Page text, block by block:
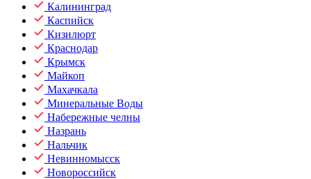
Калининград
Каспийск
Кизилюрт
Краснодар
Крымск
Майкоп
Махачкала
Минеральные Воды
Набережные челны
Назрань
Нальчик
Невинномысск
Новороссийск